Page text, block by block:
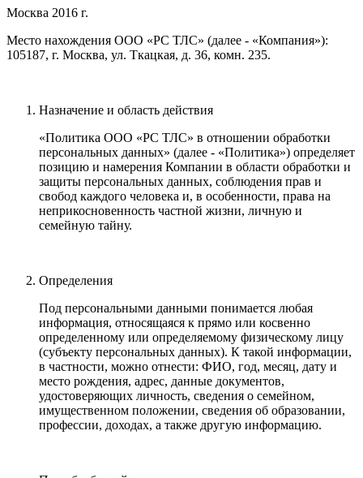
Москва 2016 г.
Место нахождения ООО «PC ТЛС» (далее - «Компания»):
105187, г. Москва, ул. Ткацкая, д. 36, комн. 235.
Назначение и область действия
«Политика ООО «PC ТЛС» в отношении обработки
персональных данных» (далее - «Политика») определяет
позицию и намерения Компании в области обработки и
защиты персональных данных, соблюдения прав и
свобод каждого человека и, в особенности, права на
неприкосновенность частной жизни, личную и
семейную тайну.
Определения
Под персональными данными понимается любая
информация, относящаяся к прямо или косвенно
определенному или определяемому физическому лицу
(субъекту персональных данных). К такой информации,
в частности, можно отнести: ФИО, год, месяц, дату и
место рождения, адрес, данные документов,
удостоверяющих личность, сведения о семейном,
имущественном положении, сведения об образовании,
профессии, доходах, а также другую информацию.